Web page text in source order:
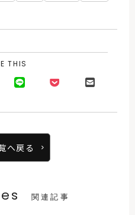
THIS
へ戻る
関連記事